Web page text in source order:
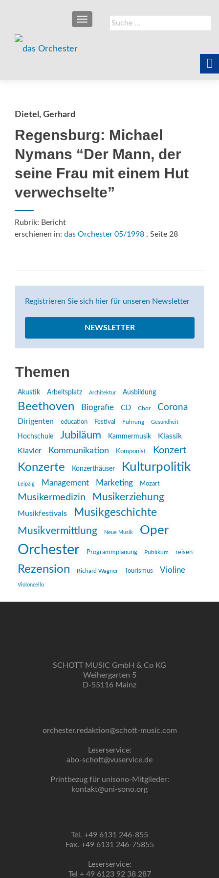
Suche
nach:
SCHALTE NAVIGATION
Dietel, Gerhard
Regensburg: Michael
Nymans “Der Mann, der
seine Frau mit einem Hut
verwechselte”
Rubrik: Bericht
erschienen in: das Orchester 05/1998 , Seite 28
Registrieren Sie sich hier für unseren Newsletter
NEWSLETTER
Themen
Akustik Arbeitsplatz Architektur Ausbildung
Beethoven Biografie CD Chor Corona
Dirigenten education Festival Führung Gesundheit
Hochschule Jubiläum Kammermusik
Klassik
Klavier
Kommunikation Komponist Konzert
Konzerte Konzerthäuser Kulturpolitik
Leipzig Management Marketing Mozart
Musikermedizin Musikerziehung
Musikfestivals Musikgeschichte
Musikvermittlung Neue Musik Oper
Orchester Programmplanung Publikum reisen
Rezension Richard Wagner Tourismus Violine
Violoncello
SCHOTT MUSIC GmbH & Co KG
Weihergarten 5
D-55116 Mainz
orchester.redaktion@schott-music.com
Leserservice:
abo-schott@vuservice.de
Printbezug für unisono-Mitglieder:
kontakt@uni-sono.org
Tel. +49 6131 246-855
Fax. +49 6131 246-75855
Leserservice:
Tel + 49 6123 92 38 287